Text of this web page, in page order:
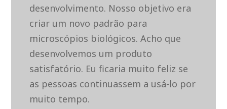
desenvolvimento. Nosso objetivo era
criar um novo padrão para
microscópios biológicos. Acho que
desenvolvemos um produto
satisfatório. Eu ficaria muito feliz se
as pessoas continuassem a usá-lo por
muito tempo.